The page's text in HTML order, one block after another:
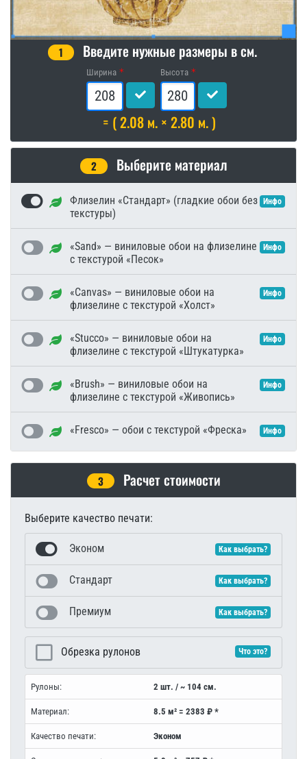
1 Введите нужные размеры в см.
Ширина Высота
= ( 2.08 м. × 2.80 м. )
2 Выберите материал
Флизелин «Стандарт» (гладкие обои без
текстуры)
Инфо
«Sand» — виниловые обои на флизелине
с текстурой «Песок»
Инфо
«Canvas» — виниловые обои на
флизелине с текстурой «Холст»
Инфо
«Stucco» — виниловые обои на
флизелине с текстурой «Штукатурка»
Инфо
«Brush» — виниловые обои на
флизелине с текстурой «Живопись»
Инфо
«Fresco» — обои с текстурой «Фреска» Инфо
3 Расчет стоимости
Выберите качество печати:
Эконом Как выбрать?
Стандарт Как выбрать?
Премиум Как выбрать?
Обрезка рулонов Что это?
Рулоны: 2 шт. / ~ 104 см.
Материал: 8.5 м² = 2383 ₽ *
Качество печати: Эконом